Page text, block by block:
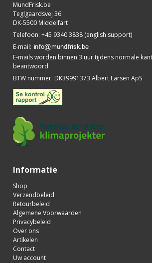
MundFrisk.be
Teglgaardsvej 36
DK-5500 Middelfart
Telefoon: +45 9340 3838 (english support)
E-mail:
E-mails worden binnen 3 uur tijdens normale
beantwoord
BTW nummer: DK39991373 Albert Larsen ApS
Informatie
Shop
Verzendbeleid
Retourbeleid
Algemene Voorwaarden
Privacybeleid
Over ons
Artikelen
Contact
Uw account